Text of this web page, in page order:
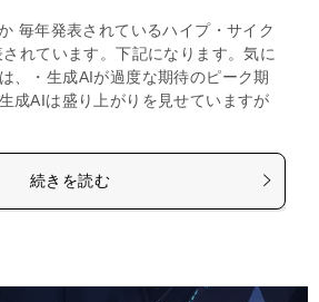
毎年発表されているハイプ・サイク
れています。下記になります。気に
、・生成AIが過度な期待のピーク期
成AIは盛り上がりを見せていますが
続きを読む